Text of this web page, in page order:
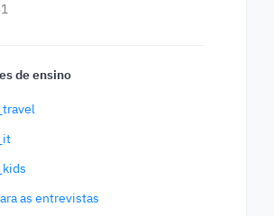
de ensino
as entrevistas